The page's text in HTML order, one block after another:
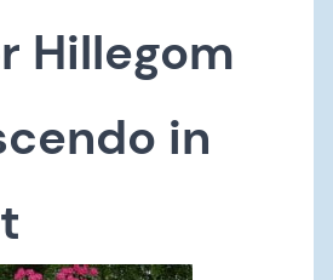
Hillegom
in